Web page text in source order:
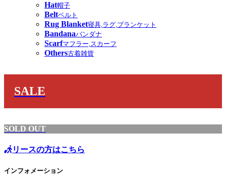
Hat帽子
Beltベルト
Rug Blanket寝具,ラグ,ブランケット
Bandanaバンダナ
Scarfマフラー,スカーフ
Others古着雑貨
SALE
SOLD OUT
リースの方はこちら
インフォメーション